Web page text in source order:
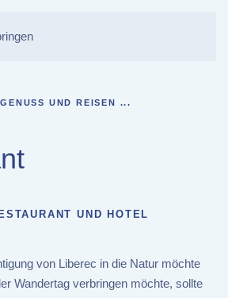
UND REISEN ...
UND HOTEL
von Liberec in die Natur möchte
Wandertag verbringen möchte, sollte